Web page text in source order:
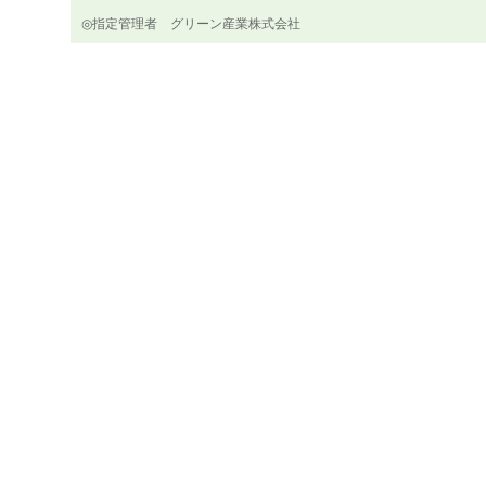
◎指定管理者 グリーン産業株式会社